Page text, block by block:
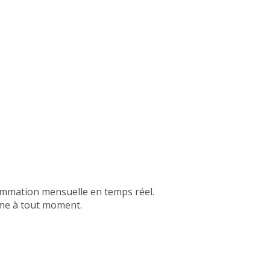
mensuelle en temps réel.
à tout moment.